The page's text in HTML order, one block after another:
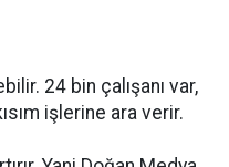
24 bin çalışanı var,
işlerine ara verir.